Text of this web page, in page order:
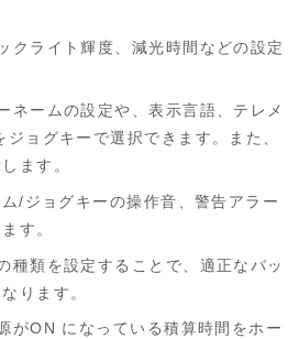
クライト輝度、減光時間などの設定
ネームの設定や、表示言語、テレメ
ョグキーで選択できます。また、
ます。
/ジョグキーの操作音、警告アラー
す。
種類を設定することで、適正なバッ
ります。
がON になっている積算時間をホー